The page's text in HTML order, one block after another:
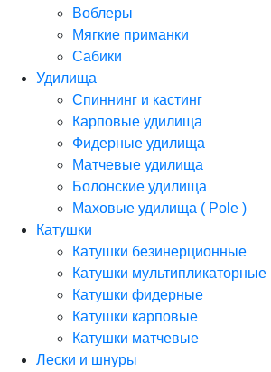
Воблеры
Мягкие приманки
Сабики
Удилища
Спиннинг и кастинг
Карповые удилища
Фидерные удилища
Матчевые удилища
Болонские удилища
Маховые удилища ( Pole )
Катушки
Катушки безинерционные
Катушки мультипликаторные
Катушки фидерные
Катушки карповые
Катушки матчевые
Лески и шнуры